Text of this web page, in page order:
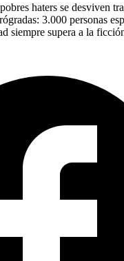
haters se desviven
3.000 personas
siempre supera a la